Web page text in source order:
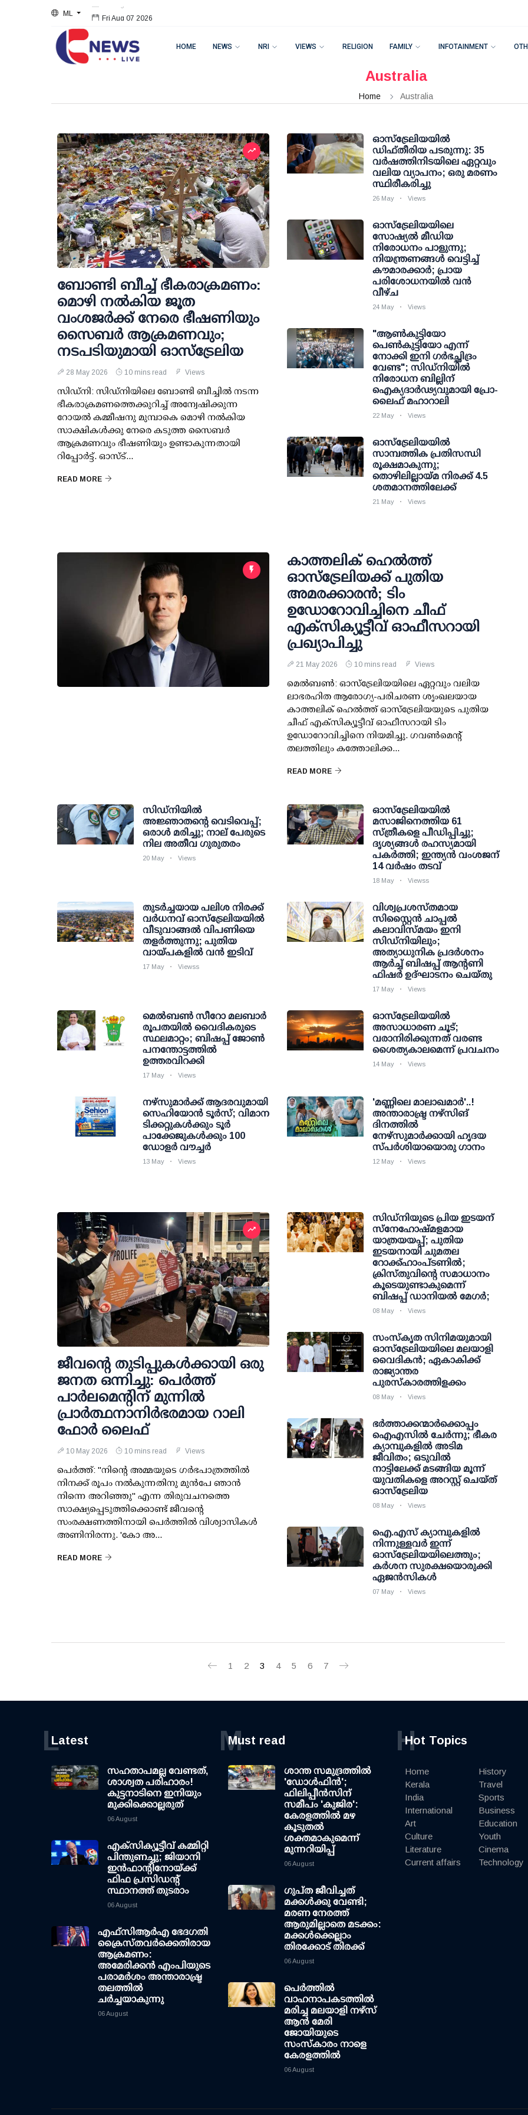
ML Fri Aug 07 2026
HOME NEWS NRI VIEWS RELIGION FAMILY INFOTAINMENT
Australia
Home Australia
ബോണ്ടി ബീച്ച് ഭീകരാക്രമണം:
മൊഴി നൽകിയ ജൂത
വംശജർക്ക് നേരെ ഭീഷണിയും
സൈബർ ആക്രമണവും;
നടപടിയുമായി ഓസ്‌ട്രേലിയ
28 May 2026 10 mins read Views
സിഡ്നി: സിഡ്നിയിലെ ബോണ്ടി ബീച്ചിൽ നടന്ന
ഭീകരാക്രമണത്തെക്കുറിച്ച് അന്വേഷിക്കുന്ന
റോയൽ കമ്മീഷനു മുമ്പാകെ മൊഴി നൽകിയ
സാക്ഷികൾക്കു നേരെ കടുത്ത സൈബർ
ആക്രമണവും ഭീഷണിയും ഉണ്ടാകുന്നതായി
റിപ്പോർട്ട്. ഓസ്‌ട്...
READ MORE
ഓസ്ട്രേലിയയില്‍
ഡിഫ്തീരിയ പടരുന്നു: 35
വര്‍ഷത്തിനിടയിലെ ഏറ്റവും
വലിയ വ്യാപനം; ഒരു മരണം
സ്ഥിരീകരിച്ചു
26 May Views
ഓസ്‌ട്രേലിയയിലെ
സോഷ്യൽ മീഡിയ
നിരോധനം പാളുന്നു;
നിയന്ത്രണങ്ങൾ വെട്ടിച്ച്
കൗമാരക്കാർ; പ്രായ
പരിശോധനയിൽ വൻ
വീഴ്ച
24 May Views
"ആൺകുട്ടിയോ
പെൺകുട്ടിയോ എന്ന്
നോക്കി ഇനി ഗർഭച്ഛിദ്രം
വേണ്ട"; സിഡ്നിയിൽ
നിരോധന ബില്ലിന്
ഐക്യദാർഢ്യവുമായി പ്രോ-
ലൈഫ് മഹാറാലി
22 May Views
ഓസ്‌ട്രേലിയയിൽ
സാമ്പത്തിക പ്രതിസന്ധി
രൂക്ഷമാകുന്നു;
തൊഴിലില്ലായ്മ നിരക്ക് 4.5
ശതമാനത്തിലേക്ക്
21 May Views
കാത്തലിക് ഹെൽത്ത്
ഓസ്‌ട്രേലിയക്ക് പുതിയ
അമരക്കാരൻ; ടിം
ഉഡോറോവിച്ചിനെ ചീഫ്
എക്‌സിക്യൂട്ടീവ് ഓഫീസറായി
പ്രഖ്യാപിച്ചു
21 May 2026 10 mins read Views
മെൽബൺ: ഓസ്‌ട്രേലിയയിലെ ഏറ്റവും വലിയ
ലാഭരഹിത ആരോഗ്യ-പരിചരണ ശൃംഖലയായ
കാത്തലിക് ഹെൽത്ത് ഓസ്‌ട്രേലിയയുടെ പുതിയ
ചീഫ് എക്‌സിക്യൂട്ടീവ് ഓഫീസറായി ടിം
ഉഡോറോവിച്ചിനെ നിയമിച്ചു. ഗവൺമെന്റ്
തലത്തിലും കത്തോലിക്ക...
READ MORE
സിഡ്നിയിൽ
അജ്ഞാതന്റെ വെടിവെപ്പ്;
ഒരാൾ മരിച്ചു; നാല് പേരുടെ
നില അതീവ ഗുരുതരം
20 May Views
ഓസ്ട്രേലിയയിൽ
മസാജിനെത്തിയ 61
സ്ത്രീകളെ പീഡിപ്പിച്ചു;
ദൃശ്യങ്ങൾ രഹസ്യമായി
പകർത്തി; ഇന്ത്യൻ വംശജന്
14 വർഷം തടവ്
18 May Viewss
തുടർച്ചയായ പലിശ നിരക്ക്
വർധനവ് ഓസ്‌ട്രേലിയയിൽ
വീടുവാങ്ങൽ വിപണിയെ
തളർത്തുന്നു; പുതിയ
വായ്പകളിൽ വൻ ഇടിവ്
17 May Viewss
വിശ്വപ്രശസ്തമായ
സിസ്റ്റൈൻ ചാപ്പൽ
കലാവിസ്മയം ഇനി
സിഡ്നിയിലും;
അത്യാധുനിക പ്രദർശനം
ആർച്ച് ബിഷപ്പ് ആന്റണി
ഫിഷർ ഉദ്ഘാടനം ചെയ്തു
17 May Views
മെൽബൺ സീറോ മലബാർ
രൂപതയിൽ വൈദികരുടെ
സ്ഥലമാറ്റം; ബിഷപ്പ് ജോൺ
പനന്തോട്ടത്തിൽ
ഉത്തരവിറക്കി
17 May Views
ഓസ്‌ട്രേലിയയിൽ
അസാധാരണ ചൂട്;
വരാനിരിക്കുന്നത് വരണ്ട
ശൈത്യകാലമെന്ന് പ്രവചനം
14 May Views
നഴ്സുമാർക്ക് ആദരവുമായി
സെഹിയോൻ ടൂർസ്; വിമാന
ടിക്കറ്റുകൾക്കും ടൂർ
പാക്കേജുകൾക്കും 100
ഡോളർ വൗച്ചർ
13 May Views
'മണ്ണിലെ മാലാഖമാര്‍'..!
അന്താരാഷ്ട്ര നഴ്‌സിങ്
ദിനത്തില്‍
നേഴ്‌സുമാര്‍ക്കായി ഹൃദയ
സ്പര്‍ശിയായൊരു ഗാനം
12 May Views
ജീവന്റെ തുടിപ്പുകൾക്കായി ഒരു
ജനത ഒന്നിച്ചു: പെർത്ത്
പാർലമെന്റിന് മുന്നിൽ
പ്രാർത്ഥനാനിർഭരമായ റാലി
ഫോർ ലൈഫ്
10 May 2026 10 mins read Views
പെർത്ത്: "നിന്റെ അമ്മയുടെ ഗർഭപാത്രത്തിൽ
നിനക്ക് രൂപം നൽകുന്നതിനു മുൻപേ ഞാൻ
നിന്നെ അറിഞ്ഞു" എന്ന തിരുവചനത്തെ
സാക്ഷ്യപ്പെടുത്തിക്കൊണ്ട് ജീവന്റെ
സംരക്ഷണത്തിനായി പെർത്തിൽ വിശ്വാസികൾ
അണിനിരന്നു. 'കോ അ...
READ MORE
സിഡ്‌നിയുടെ പ്രിയ ഇടയന്
സ്നേഹോഷ്മളമായ
യാത്രയയപ്പ്; പുതിയ
ഇട‌യനായി ചുമതല
റോക്ക്‌ഹാംപ്ടണിൽ;
ക്രിസ്തുവിന്റെ സമാധാനം
കൂടെയുണ്ടാകുമെന്ന്
ബിഷപ്പ് ഡാനിയൽ മേഗർ;
08 May Views
സംസ്‌കൃത സിനിമയുമായി
ഓസ്‌ട്രേലിയയിലെ മലയാളി
വൈദികൻ; ഏകാകിക്ക്
രാജ്യാന്തര
പുരസ്‌കാരത്തിളക്കം
08 May Views
ഭർത്താക്കന്മാർക്കൊപ്പം
ഐഎസിൽ ചേർന്നു; ഭീകര
ക്യാമ്പുകളിൽ അടിമ
ജീവിതം; ഒടുവിൽ
നാട്ടിലേക്ക് മടങ്ങിയ മൂന്ന്
യുവതികളെ അറസ്റ്റ് ചെയ്ത്
ഓസ്ട്രേലിയ
08 May Views
ഐ.എസ് ക്യാമ്പുകളിൽ
നിന്നുള്ളവർ ഇന്ന്
ഓസ്‌ട്രേലിയയിലെത്തും;
കർശന സുരക്ഷയൊരുക്കി
ഏജൻസികൾ
07 May Views
1 2 3 4 5 6 7
Latest
L
സഹതാപമല്ല വേണ്ടത്,
ശാശ്വത പരിഹാരം!
കുട്ടനാടിനെ ഇനിയും
മുക്കിക്കൊല്ലരുത്
06 August
എക്സിക്യൂട്ടീവ് കമ്മിറ്റി
പിന്തുണച്ചു; ജിയാനി
ഇന്‍ഫാന്റിനോയ്ക്ക്
ഫിഫ പ്രസിഡന്റ്
സ്ഥാനത്ത് തുടരാം
06 August
എഫ്‌സി‌ആര്‍‌എ ഭേദഗതി
ക്രൈസ്തവർക്കെതിരായ
ആക്രമണം:
അമേരിക്കൻ എംപിയുടെ
പരാമർശം അന്താരാഷ്ട്ര
തലത്തിൽ
ചർച്ചയാകുന്നു
06 August
Must read
M
ശാന്ത സമുദ്രത്തില്‍
'ഡോള്‍ഫിന്‍';
ഫിലിപ്പീന്‍സിന്
സമീപം 'കുജിര':
കേരളത്തില്‍ മഴ
കൂടുതല്‍
ശക്തമാകുമെന്ന്
മുന്നറിയിപ്പ്
06 August
ഗുപ്ത ജീവിച്ചത്
മക്കള്‍ക്കു വേണ്ടി;
മരണ നേരത്ത്
ആരുമില്ലാതെ മടക്കം:
മക്കള്‍ക്കെല്ലാം
തിരക്കോട് തിരക്ക്
06 August
പെർത്തിൽ
വാഹനാപകടത്തിൽ
മരിച്ച മലയാളി നഴ്സ്
ആൻ മേരി
ജോയിയുടെ
സംസ്കാരം നാളെ
കേരളത്തിൽ
06 August
Hot Topics
H
Home
Kerala
India
International
Art
Culture
Literature
Current affairs
History
Travel
Sports
Business
Education
Youth
Cinema
Technology